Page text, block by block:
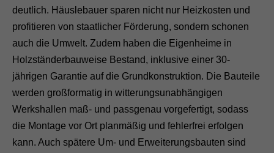
deutlich. Häuslebauer sparen nicht nur Heizkosten und
profitieren von staatlicher Förderung, sondern schonen
auch die Umwelt. Zudem haben die Eigenheime in
Holzständerbauweise Bestand, inklusive einer 30-
jährigen Garantie auf die Grundkonstruktion. Die Bauteile
werden großformatig in witterungsunabhängigen
Werkshallen maß- und passgenau vorgefertigt, sodass
die Montage vor Ort planmäßig und fehlerfrei erfolgen
kann. Auch spätere Um- und Erweiterungsbauten sind